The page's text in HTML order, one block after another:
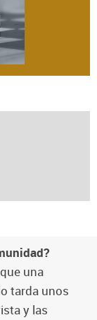
una
tarda unos
y las